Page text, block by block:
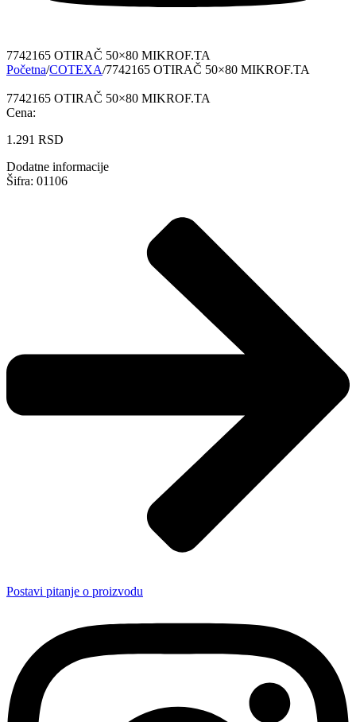
7742165 OTIRAČ 50×80 MIKROF.TA
Početna/COTEXA/7742165 OTIRAČ 50×80 MIKROF.TA
7742165 OTIRAČ 50×80 MIKROF.TA
Cena:
1.291 RSD
Dodatne informacije
Šifra: 01106
Postavi pitanje o proizvodu